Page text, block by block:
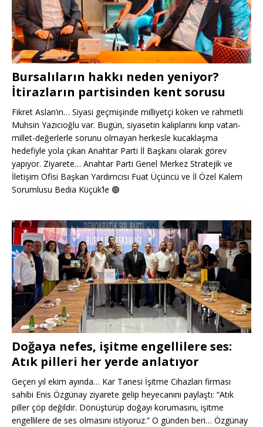
Bursalıların hakkı neden yeniyor?
İtirazların partisinden kent sorusu
Fikret Aslan’ın… Siyasi geçmişinde milliyetçi köken ve rahmetli
Muhsin Yazıcıoğlu var. Bugün, siyasetin kalıplarını kırıp vatan-
millet-değerlerle sorunu olmayan herkesle kucaklaşma
hedefiyle yola çıkan Anahtar Parti İl Başkanı olarak görev
yapıyor. Ziyarete… Anahtar Parti Genel Merkez Stratejik ve
İletişim Ofisi Başkan Yardımcısı Fuat Üçüncü ve İl Özel Kalem
Sorumlusu Bedia Küçük’le 🟢
Doğaya nefes, işitme engellilere ses:
Atık pilleri her yerde anlatıyor
Geçen yıl ekim ayında… Kar Tanesi İşitme Cihazları firması
sahibi Enis Özgünay ziyarete gelip heyecanını paylaştı: “Atık
piller çöp değildir. Dönüştürüp doğayı korumasını, işitme
engellilere de ses olmasını istiyoruz.” O günden beri… Özgünay